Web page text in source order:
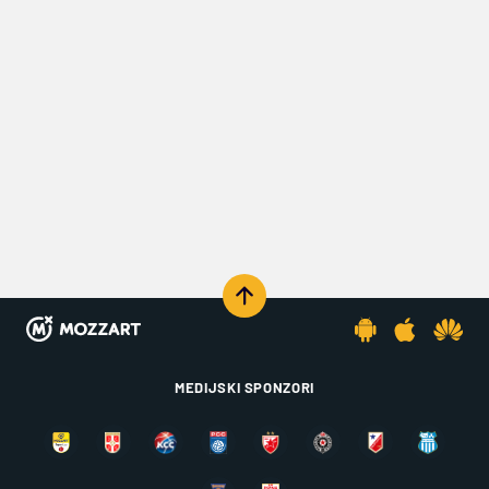
MEDIJSKI SPONZORI